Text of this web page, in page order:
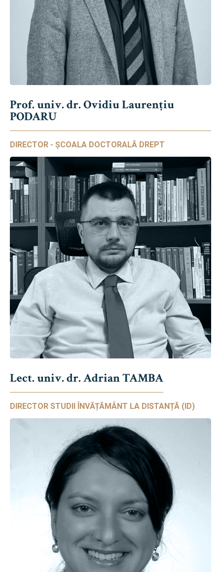
Prof. univ. dr. Ovidiu Laurențiu
PODARU
DIRECTOR - ȘCOALA DOCTORALĂ DREPT
Lect. univ. dr. Adrian TAMBA
DIRECTOR STUDII ÎNVĂȚĂMÂNT LA DISTANȚĂ (ID)